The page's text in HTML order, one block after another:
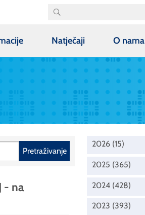
Natječaji O nama
Pretraživanje
- na
2026 (15)
2025 (365)
2024 (428)
2023 (393)